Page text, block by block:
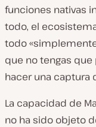
funciones nativas
todo, el
todo
que no tengas
hacer una captura
La capacidad de
no ha sido objeto